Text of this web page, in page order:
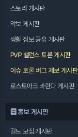
스토리 게시판
악보 게시판
생활 정보 공유 게시판
PVP 밸런스 토론 게시판
이슈 토론 버그 제보 게시판
로스트아크 바란다 게시판
홍보 게시판
길드 모집 게시판